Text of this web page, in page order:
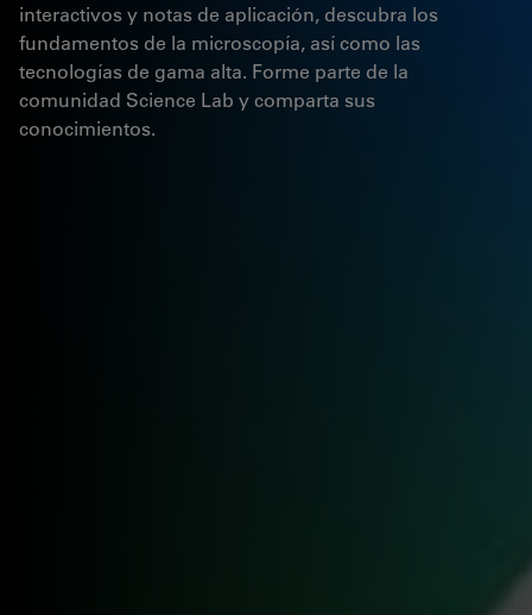
interactivos y notas de aplicación, descubra los
fundamentos de la microscopía, así como las
tecnologías de gama alta. Forme parte de la
comunidad Science Lab y comparta sus
conocimientos.